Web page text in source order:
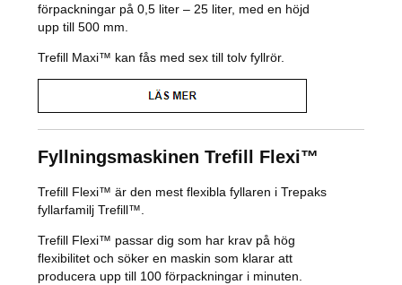
förpackningar på 0,5 liter – 25 liter, med en höjd
upp till 500 mm.
Trefill Maxi™ kan fås med sex till tolv fyllrör.
Fyllningsmaskinen Trefill Flexi™
Trefill Flexi™ är den mest flexibla fyllaren i Trepaks
fyllarfamilj Trefill™.
Trefill Flexi™ passar dig som har krav på hög
flexibilitet och söker en maskin som klarar att
producera upp till 100 förpackningar i minuten.